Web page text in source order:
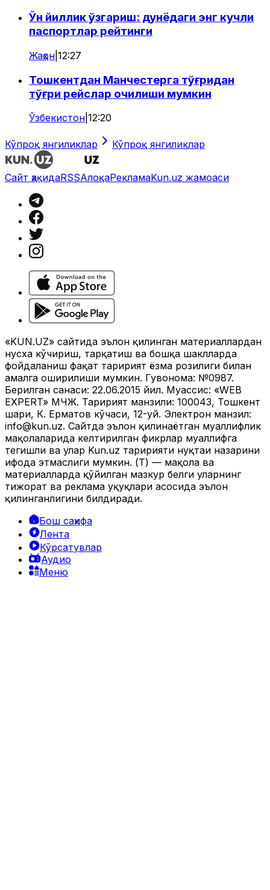
Ўн йиллик ўзгариш: дунёдаги энг кучли
паспортлар рейтинги
Жаҳон 12:27
Тошкентдан Манчестерга тўғридан
тўғри рейслар очилиши мумкин
Ўзбекистон 12:20
Кўпроқ янгиликлар Кўпроқ янгиликлар
Сайт ҳақидаRSSАлоқаРекламаKun.uz жамоаси
«KUN.UZ» сайтида эълон қилинган материаллардан
нусха кўчириш, тарқатиш ва бошқа шаклларда
фойдаланиш фақат таҳририят ёзма розилиги билан
амалга оширилиши мумкин. Гувоҳнома: №0987.
Берилган санаси: 22.06.2015 йил. Муассис: «WEB
EXPERT» МЧЖ. Таҳририят манзили: 100043, Тошкент
шаҳри, К. Ерматов кўчаси, 12-уй. Электрон манзил:
info@kun.uz. Сайтда эълон қилинаётган муаллифлик
мақолаларида келтирилган фикрлар муаллифга
тегишли ва улар Kun.uz таҳририяти нуқтаи назарини
ифода этмаслиги мумкин. (Т) — мақола ва
материалларда қўйилган мазкур белги уларнинг
тижорат ва реклама ҳуқуқлари асосида эълон
қилинганлигини билдиради.
Бош саҳифа
Лента
Кўрсатувлар
Аудио
Меню